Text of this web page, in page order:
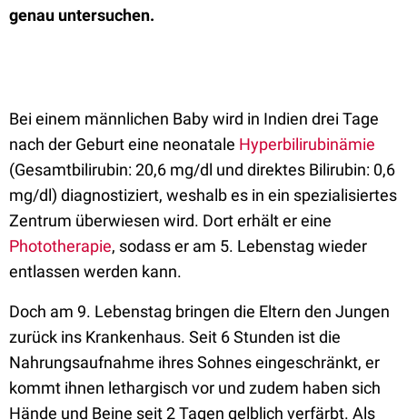
genau untersuchen.
Bei einem männlichen Baby wird in Indien drei Tage
nach der Geburt eine neonatale Hyperbilirubinämie
(Gesamtbilirubin: 20,6 mg/dl und direktes Bilirubin: 0,6
mg/dl) diagnostiziert, weshalb es in ein spezialisiertes
Zentrum überwiesen wird. Dort erhält er eine
Phototherapie, sodass er am 5. Lebenstag wieder
entlassen werden kann.
Doch am 9. Lebenstag bringen die Eltern den Jungen
zurück ins Krankenhaus. Seit 6 Stunden ist die
Nahrungsaufnahme ihres Sohnes eingeschränkt, er
kommt ihnen lethargisch vor und zudem haben sich
Hände und Beine seit 2 Tagen gelblich verfärbt. Als